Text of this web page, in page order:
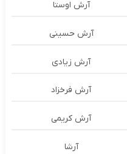
آرش اوستا
آرش حسینی
آرش زیادی
آرش فرخزاد
آرش کریمی
آرشا